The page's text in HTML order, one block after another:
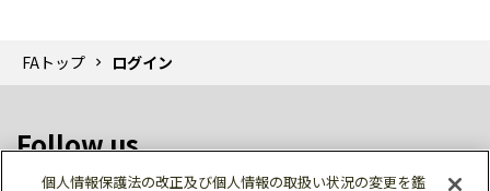
FAトップ ログイン
Follow us
個人情報保護法の改正及び個人情報の取扱い状況の変更を鑑